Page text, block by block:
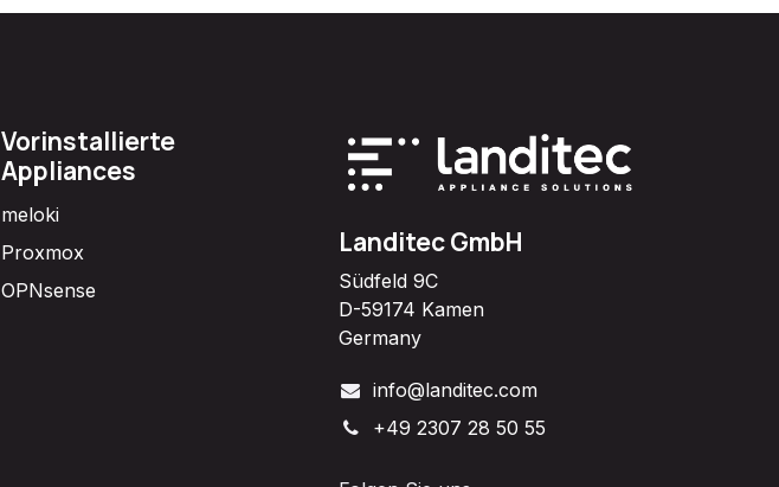
Vorinstallierte
Appliances
meloki
Proxmox
OPNsense
Landitec GmbH
Südfeld 9C
D-59174 Kamen
Germany
info@landitec.com
+49 2307 28 50 55